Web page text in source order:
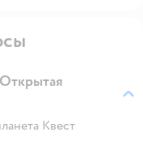
Квест